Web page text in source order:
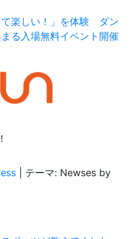
楽しい！」を体験 ダン
る入場無料イベント開催
テーマ: Newses by